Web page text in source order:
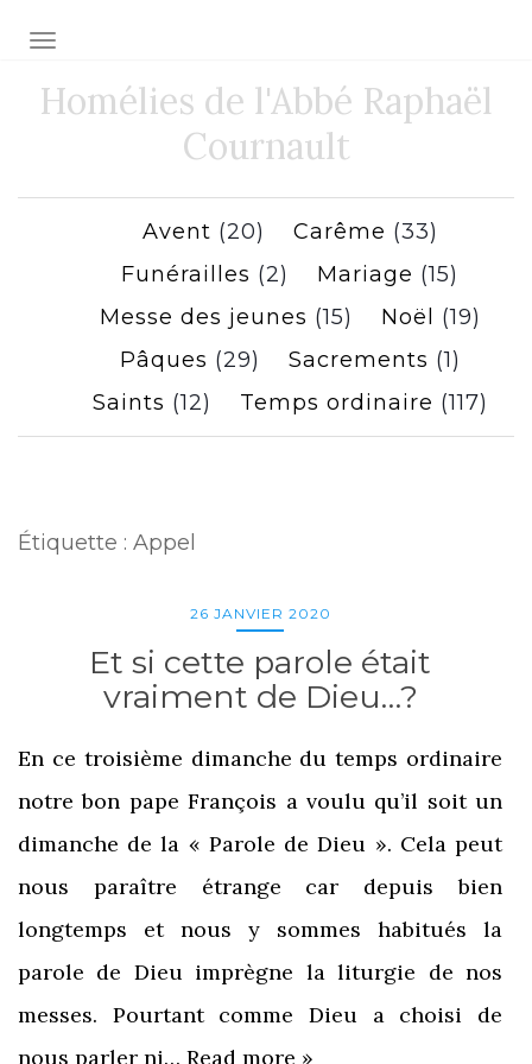
Toggle navigation
Homélies de l'Abbé Raphaël
Cournault
Avent (20) Carême (33)
Funérailles (2) Mariage (15)
Messe des jeunes (15) Noël
(19)
Pâques (29) Sacrements (1)
Saints (12) Temps ordinaire (117)
Étiquette : Appel
26 JANVIER 2020
Et si cette parole était
vraiment de Dieu…?
En ce troisième dimanche du temps ordinaire
notre bon pape François a voulu qu’il soit un
dimanche de la « Parole de Dieu ». Cela peut
nous paraître étrange car depuis bien
longtemps et nous y sommes habitués la
parole de Dieu imprègne la liturgie de nos
messes. Pourtant comme Dieu a choisi de
nous parler ni… Read more »